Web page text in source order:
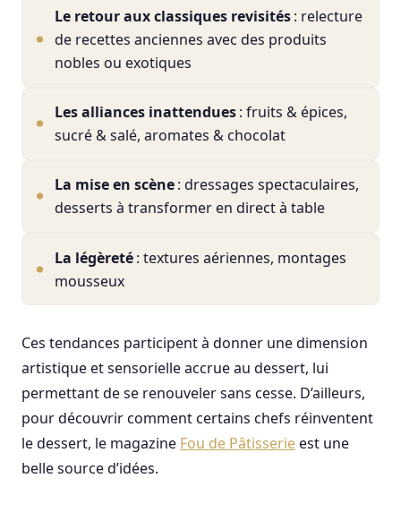
Le retour aux classiques revisités: relecture
de recettes anciennes avec des produits
nobles ou exotiques
Les alliances inattendues: fruits & épices,
sucré & salé, aromates & chocolat
La mise en scène: dressages spectaculaires,
desserts à transformer en direct à table
La légèreté: textures aériennes, montages
mousseux
Ces tendances participent à donner une dimension
artistique et sensorielle accrue au dessert, lui
permettant de se renouveler sans cesse. D’ailleurs,
pour découvrir comment certains chefs réinventent
le dessert, le magazine Fou de Pâtisserieest une
belle source d’idées.